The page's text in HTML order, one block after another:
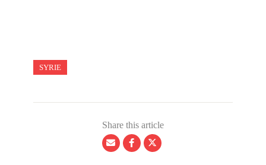
SYRIE
Share this article